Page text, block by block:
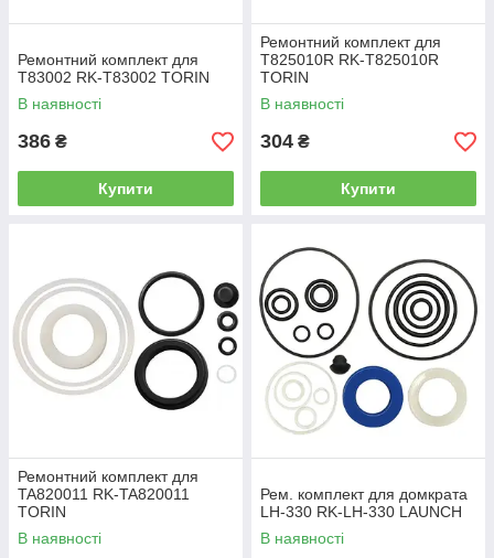
Ремонтний комплект для
T83002 RK-T83002 TORIN
В наявності
386 ₴
Купити
Ремонтний комплект для
T825010R RK-T825010R
TORIN
В наявності
304 ₴
Купити
Ремонтний комплект для
TA820011 RK-TA820011
TORIN
В наявності
Рем. комплект для домкрата
LH-330 RK-LH-330 LAUNCH
В наявності